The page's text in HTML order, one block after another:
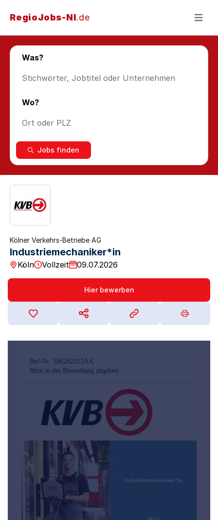
RegioJobs-NI.de Menü
Was?
Wo?
Jobs finden
Kölner Verkehrs-Betriebe AG
Industriemechaniker*in
Köln Vollzeit 09.07.2026
Hier bewerben